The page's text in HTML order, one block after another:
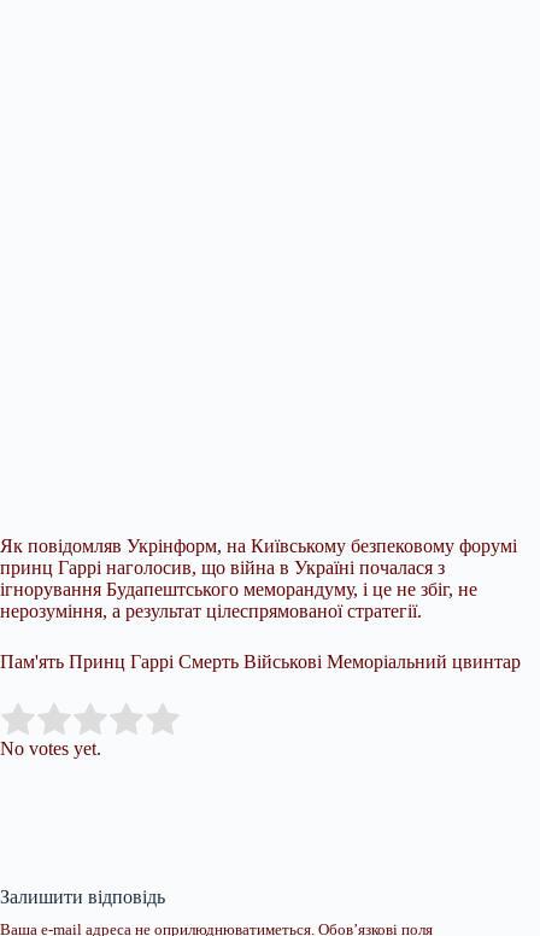
Як повідомляв Укрінформ, на Київському безпековому форумі
принц Гаррі наголосив, що війна в Україні почалася з
ігнорування Будапештського меморандуму, і це не збіг, не
нерозуміння, а результат цілеспрямованої стратегії.
Пам'ять Принц Гаррі Смерть Військові Меморіальний цвинтар
Rate this item:
No votes yet.
Залишити відповідь
Ваша e-mail адреса не оприлюднюватиметься. Обов’язкові поля